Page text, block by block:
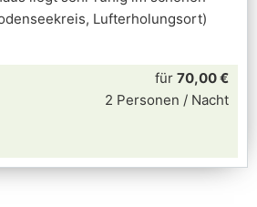
Lufterholungsort)
für 70,00 €
2 Personen / Nacht